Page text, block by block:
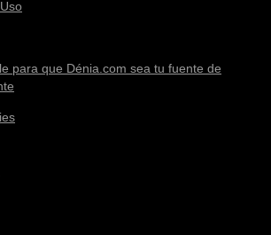
para que Dénia.com sea tu fuente de